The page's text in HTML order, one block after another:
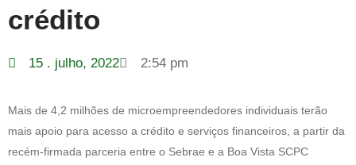
crédito
15 . julho, 2022 2:54 pm
Mais de 4,2 milhões de microempreendedores individuais terão
mais apoio para acesso a crédito e serviços financeiros, a partir da
recém-firmada parceria entre o Sebrae e a Boa Vista SCPC